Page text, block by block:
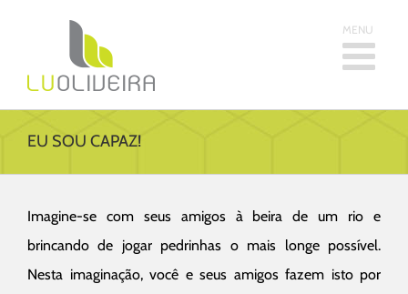
EU SOU CAPAZ!
Imagine-se com seus amigos à beira de um rio e
brincando de jogar pedrinhas o mais longe possível.
Nesta imaginação, você e seus amigos fazem isto por